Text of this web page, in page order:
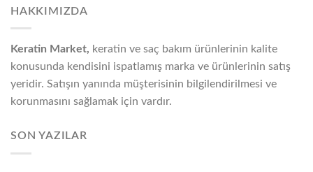
HAKKIMIZDA
Keratin Market, keratin ve saç bakım ürünlerinin kalite
konusunda kendisini ispatlamış marka ve ürünlerinin satış
yeridir. Satışın yanında müşterisinin bilgilendirilmesi ve
korunmasını sağlamak için vardır.
SON YAZILAR